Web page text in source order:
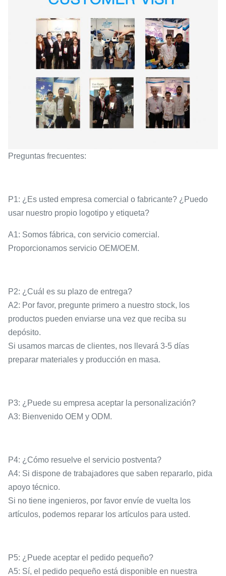
Preguntas frecuentes:
P1: ¿Es usted empresa comercial o fabricante? ¿Puedo
usar nuestro propio logotipo y etiqueta?
A1: Somos fábrica, con servicio comercial.
Proporcionamos servicio OEM/OEM.
P2: ¿Cuál es su plazo de entrega?
A2: Por favor, pregunte primero a nuestro stock, los
productos pueden enviarse una vez que reciba su
depósito.
Si usamos marcas de clientes, nos llevará 3-5 días
preparar materiales y producción en masa.
P3: ¿Puede su empresa aceptar la personalización?
A3: Bienvenido OEM y ODM.
P4: ¿Cómo resuelve el servicio postventa?
A4: Si dispone de trabajadores que saben repararlo, pida
apoyo técnico.
Si no tiene ingenieros, por favor envíe de vuelta los
artículos, podemos reparar los artículos para usted.
P5: ¿Puede aceptar el pedido pequeño?
A5: Sí, el pedido pequeño está disponible en nuestra